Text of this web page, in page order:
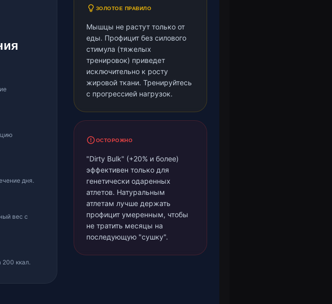
дня.
вес с
200 ккал.
ЗОЛОТОЕ ПРАВИЛО
Мышцы не растут только от
еды. Профицит без силового
стимула (тяжелых
тренировок) приведет
исключительно к росту
жировой ткани. Тренируйтесь
с прогрессией нагрузок.
ОСТОРОЖНО
"Dirty Bulk" (+20% и более)
эффективен только для
генетически одаренных
атлетов. Натуральным
атлетам лучше держать
профицит умеренным, чтобы
не тратить месяцы на
последующую "сушку".